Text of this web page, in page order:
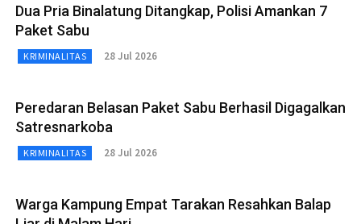
Dua Pria Binalatung Ditangkap, Polisi Amankan 7
Paket Sabu
KRIMINALITAS 28 Jul 2026
Peredaran Belasan Paket Sabu Berhasil Digagalkan
Satresnarkoba
KRIMINALITAS 28 Jul 2026
Warga Kampung Empat Tarakan Resahkan Balap